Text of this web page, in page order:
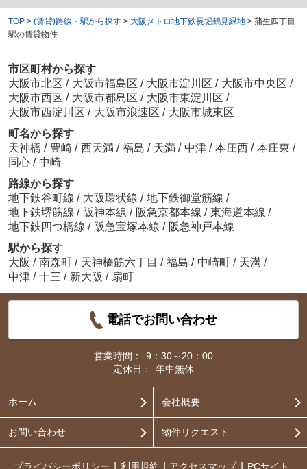
TOP > (賃貸)路線・駅から探す > 大阪メトロ地下鉄長堀鶴見緑地 > 蒲生四丁目
駅の賃貸物件
市区町村から探す
大阪市北区 / 大阪市福島区 / 大阪市淀川区 / 大阪市中央区 /
大阪市西区 / 大阪市都島区 / 大阪市東淀川区 /
大阪市西淀川区 / 大阪市浪速区 / 大阪市城東区
町名から探す
天神橋 / 豊崎 / 西天満 / 福島 / 天満 / 中津 / 本庄西 / 本庄東 /
同心 / 中崎
路線から探す
地下鉄谷町線 / 大阪環状線 / 地下鉄御堂筋線 /
地下鉄堺筋線 / 阪神本線 / 阪急京都本線 / 東海道本線 /
地下鉄四つ橋線 / 阪急宝塚本線 / 阪急神戸本線
駅から探す
大阪 / 南森町 / 天神橋筋六丁目 / 福島 / 中崎町 / 天満 /
中津 / 十三 / 新大阪 / 扇町
電話でお問い合わせ
営業時間：
9：30～20：00
定休日：
年中無休
ホーム 会社概要
お問い合わせ 物件リクエスト
プライバシーポリシー 利用規約 アクセスマップ PCサイト